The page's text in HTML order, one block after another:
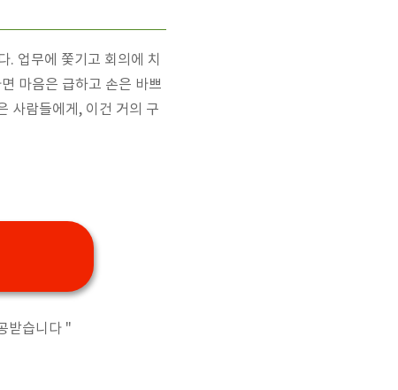
. 업무에 쫓기고 회의에 치
마음은 급하고 손은 바쁘
사람들에게, 이건 거의 구
받습니다 "